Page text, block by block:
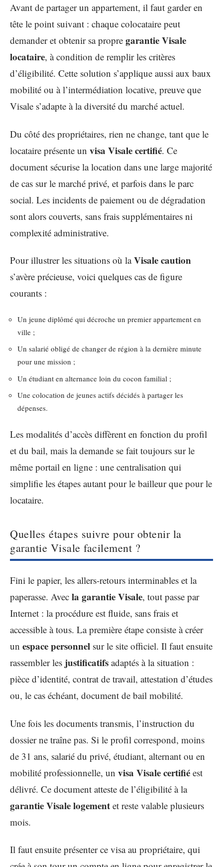
Avant de partager un appartement, il faut garder en
tête le point suivant : chaque colocataire peut
demander et obtenir sa propre garantie Visale
locataire, à condition de remplir les critères
d’éligibilité. Cette solution s’applique aussi aux baux
mobilité ou à l’intermédiation locative, preuve que
Visale s’adapte à la diversité du marché actuel.
Du côté des propriétaires, rien ne change, tant que le
locataire présente un visa Visale certifié. Ce
document sécurise la location dans une large majorité
de cas sur le marché privé, et parfois dans le parc
social. Les incidents de paiement ou de dégradation
sont alors couverts, sans frais supplémentaires ni
complexité administrative.
Pour illustrer les situations où laVisale caution
s’avère précieuse, voici quelques cas de figure
courants :
Un jeune diplômé qui décroche un premier appartement en
ville ;
Un salarié obligé de changer de région à la dernière minute
pour une mission ;
Un étudiant en alternance loin du cocon familial ;
Une colocation de jeunes actifs décidés à partager les
dépenses.
Les modalités d’accès diffèrent en fonction du profil
et du bail, mais la demande se fait toujours sur le
même portail en ligne : une centralisation qui
simplifie les étapes autant pour le bailleur que pour le
locataire.
Quelles étapes suivre pour obtenir la
garantie Visale facilement ?
Fini le papier, les allers-retours interminables et la
paperasse. Avec la garantie Visale, tout passe par
Internet : la procédure est fluide, sans frais et
accessible à tous. La première étape consiste à créer
un espace personnel sur le site officiel. Il faut ensuite
rassembler les justificatifs adaptés à la situation :
pièce d’identité, contrat de travail, attestation d’études
ou, le cas échéant, document de bail mobilité.
Une fois les documents transmis, l’instruction du
dossier ne traîne pas. Si le profil correspond, moins
de 31 ans, salarié du privé, étudiant, alternant ou en
mobilité professionnelle, un visa Visale certifié est
délivré. Ce document atteste de l’éligibilité à la
garantie Visale logement et reste valable plusieurs
mois.
Il faut ensuite présenter ce visa au propriétaire, qui